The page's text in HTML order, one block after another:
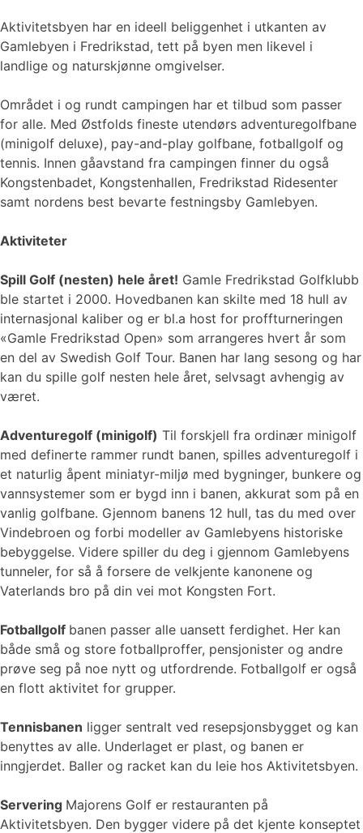
Aktivitetsbyen har en ideell beliggenhet i utkanten av
Gamlebyen i Fredrikstad, tett på byen men likevel i
landlige og naturskjønne omgivelser.
Området i og rundt campingen har et tilbud som passer
for alle. Med Østfolds fineste utendørs adventuregolfbane
(minigolf deluxe), pay-and-play golfbane, fotballgolf og
tennis. Innen gåavstand fra campingen finner du også
Kongstenbadet, Kongstenhallen, Fredrikstad Ridesenter
samt nordens best bevarte festningsby Gamlebyen.
Aktiviteter
Spill Golf (nesten) hele året! Gamle Fredrikstad Golfklubb
ble startet i 2000. Hovedbanen kan skilte med 18 hull av
internasjonal kaliber og er bl.a host for proffturneringen
«Gamle Fredrikstad Open» som arrangeres hvert år som
en del av Swedish Golf Tour. Banen har lang sesong og har
kan du spille golf nesten hele året, selvsagt avhengig av
været.
Adventuregolf (minigolf) Til forskjell fra ordinær minigolf
med definerte rammer rundt banen, spilles adventuregolf i
et naturlig åpent miniatyr-miljø med bygninger, bunkere og
vannsystemer som er bygd inn i banen, akkurat som på en
vanlig golfbane. Gjennom banens 12 hull, tas du med over
Vindebroen og forbi modeller av Gamlebyens historiske
bebyggelse. Videre spiller du deg i gjennom Gamlebyens
tunneler, for så å forsere de velkjente kanonene og
Vaterlands bro på din vei mot Kongsten Fort.
Fotballgolf banen passer alle uansett ferdighet. Her kan
både små og store fotballproffer, pensjonister og andre
prøve seg på noe nytt og utfordrende. Fotballgolf er også
en flott aktivitet for grupper.
Tennisbanen ligger sentralt ved resepsjonsbygget og kan
benyttes av alle. Underlaget er plast, og banen er
inngjerdet. Baller og racket kan du leie hos Aktivitetsbyen.
Servering Majorens Golf er restauranten på
Aktivitetsbyen. Den bygger videre på det kjente konseptet